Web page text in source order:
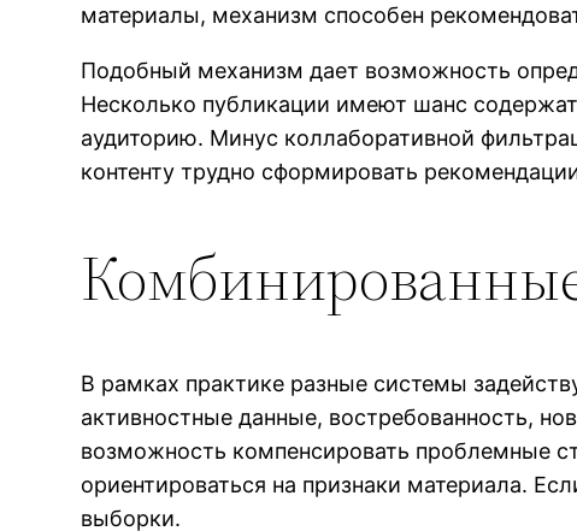
материалы, механизм способен
Подобный механизм дает возможность
Несколько публикации имеют шанс
аудиторию. Минус коллаборативной
контенту трудно сформировать
В рамках практике разные системы
активностные данные, востребованность,
возможность компенсировать проблемные
ориентироваться на признаки материала.
выборки.